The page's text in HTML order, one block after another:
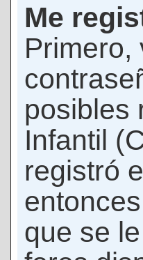
Me
Primero,
posibles
Infantil
registró
que se